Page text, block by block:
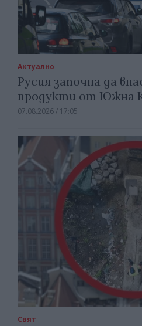
Актуално
Русия започна да
продукти от Южна
07.08.2026 / 17:05
Свят